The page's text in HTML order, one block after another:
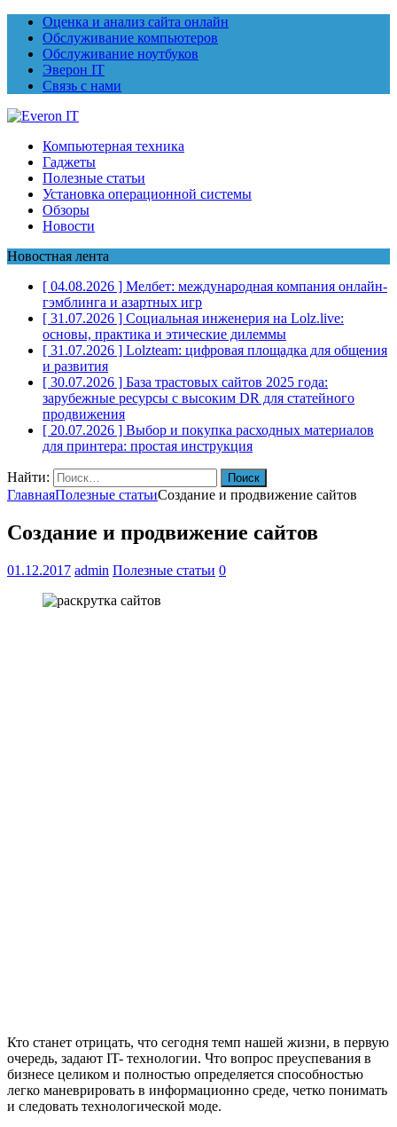
Оценка и анализ сайта онлайн
Обслуживание компьютеров
Обслуживание ноутбуков
Эверон IT
Связь с нами
Компьютерная техника
Гаджеты
Полезные статьи
Установка операционной системы
Обзоры
Новости
Новостная лента
[ 04.08.2026 ] Мелбет: международная компания онлайн-
гэмблинга и азартных игр
[ 31.07.2026 ] Социальная инженерия на Lolz.live:
основы, практика и этические дилеммы
[ 31.07.2026 ] Lolzteam: цифровая площадка для общения
и развития
[ 30.07.2026 ] База трастовых сайтов 2025 года:
зарубежные ресурсы с высоким DR для статейного
продвижения
[ 20.07.2026 ] Выбор и покупка расходных материалов
для принтера: простая инструкция
Найти:
ГлавнаяПолезные статьиСоздание и продвижение сайтов
Создание и продвижение сайтов
01.12.2017 admin Полезные статьи 0
Кто станет отрицать, что сегодня темп нашей жизни, в первую
очередь, задают IT- технологии. Что вопрос преуспевания в
бизнесе целиком и полностью определяется способностью
легко маневрировать в информационно среде, четко понимать
и следовать технологической моде.